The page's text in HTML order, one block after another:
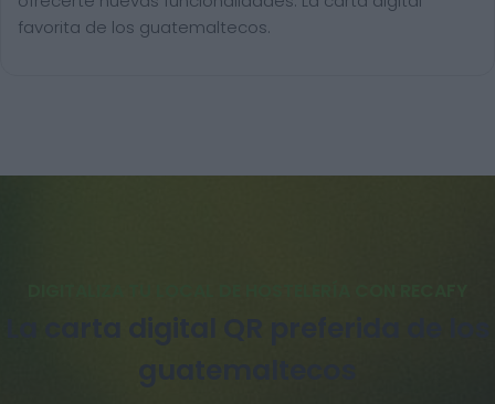
favorita de los guatemaltecos.